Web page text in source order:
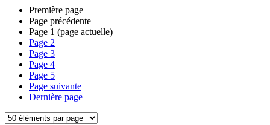
Première page
Page précédente
Page 1 (page actuelle)
Page 2
Page 3
Page 4
Page 5
Page suivante
Dernière page